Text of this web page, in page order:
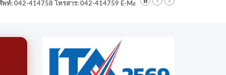
: 042-414758 โทรสาร: 042-414759 E-Mail: wattatnk@gmail.com